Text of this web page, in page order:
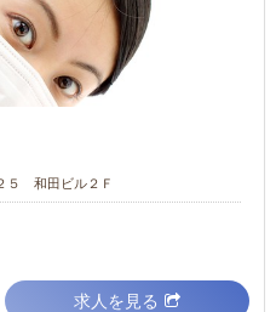
５ 和田ビル２Ｆ
求人を見る